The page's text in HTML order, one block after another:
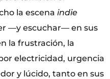
la escena indie
—y escuchar— en sus
la frustración, la
electricidad, urgencia
y lúcido, tanto en sus